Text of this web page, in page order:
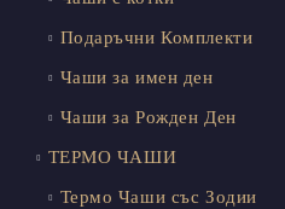
Подаръчни Комплекти
Чаши за имен ден
Чаши за Рожден Ден
ТЕРМО ЧАШИ
Термо Чаши със Зодии